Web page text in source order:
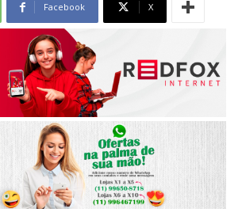
Facebook X